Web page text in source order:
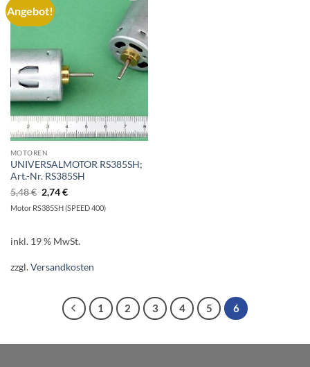
Angebot!
WUNSCHLISTE
MOTOREN
UNIVERSALMOTOR RS385SH;
Art.-Nr. RS385SH
5,48€ Ursprünglicher
Preis
war:
2,74€Aktueller
ist:
Motor RS385SH (SPEED 400)
inkl. 19 % MwSt.
zzgl.Versandkosten
1 2 3 4 5 6